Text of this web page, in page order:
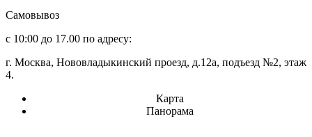
Самовывоз
с 10:00 до 17.00 по адресу:
г. Москва, Нововладыкинский проезд, д.12а, подъезд №2, этаж
4.
Карта
Панорама